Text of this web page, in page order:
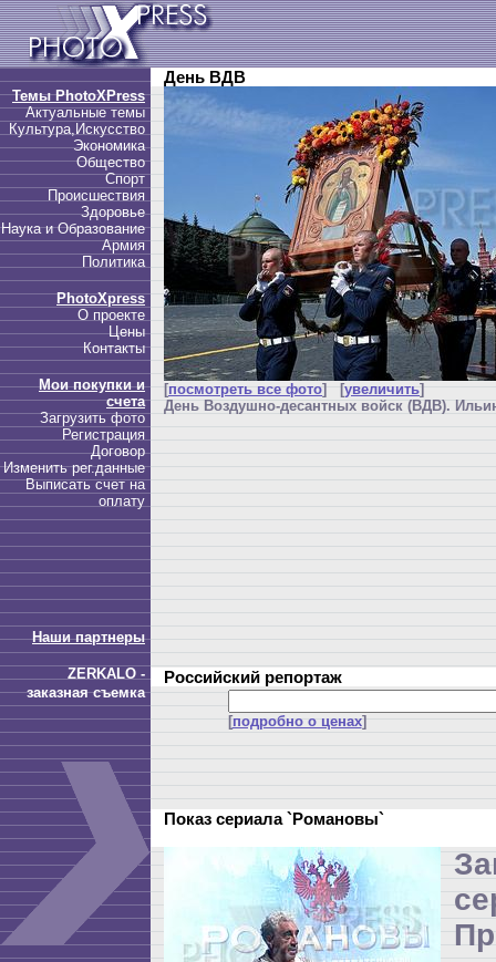
Темы PhotoXPress
Актуальные темы
Культура,Искусство
Экономика
Общество
Спорт
Происшествия
Здоровье
Наука и Образование
Армия
Политика
PhotoXpress
О проекте
Цены
Контакты
Мои покупки и
счета
Загрузить фото
Регистрация
Договор
Изменить рег.данные
Выписать счет на
оплату
Наши партнеры
ZERKALO -
заказная съемка
День ВДВ
[посмотреть все фото] [увеличить]
День Воздушно-десантных войск (ВДВ).
Российский репортаж
[подробно о ценах]
Показ сериала `Романовы`